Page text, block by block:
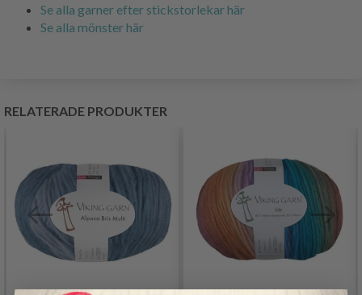
Se alla garner efter stickstorlekar här
Se alla mönster här
RELATERADE PRODUKTER